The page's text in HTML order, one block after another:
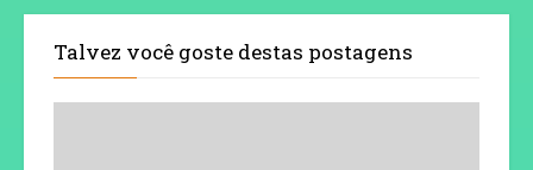
Talvez você goste destas postagens